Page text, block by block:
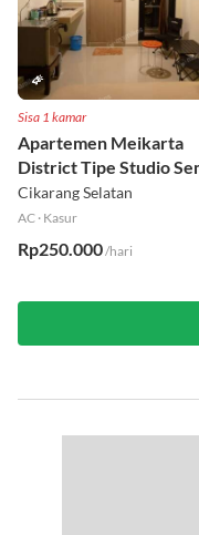
Sisa 1 kamar
Apartemen Meikarta
District Tipe Studio
Furnished Lt 1
Cikarang Selatan
AC · Kasur
Rp250.000/hari